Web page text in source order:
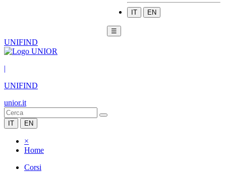
IT EN
☰
UNIFIND
|
UNIFIND
unior.it
IT EN
×
Home
Corsi